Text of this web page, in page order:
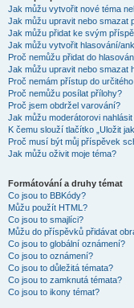
Jak můžu vytvořit nové téma
Jak můžu upravit nebo smazat
Jak můžu přidat ke svým
Jak můžu vytvořit hlasování/
Proč nemůžu přidat do
Jak můžu upravit nebo smazat
Proč nemám přístup do
Proč nemůžu posílat přílohy?
Proč jsem obdržel varování?
Jak můžu moderátorovi
K čemu slouží tlačítko „Uložit
Proč musí být můj příspěvek
Jak můžu oživit moje téma?
Formátování a druhy témat
Co jsou to BBKódy?
Můžu použít HTML?
Co jsou to smajlíci?
Můžu do příspěvků přidávat
Co jsou to globální oznámení?
Co jsou to oznámení?
Co jsou to důležitá témata?
Co jsou to zamknutá témata?
Co jsou to ikony témat?